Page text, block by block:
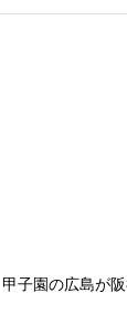
子園の広島が